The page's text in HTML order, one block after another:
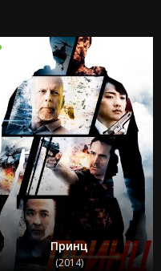
Принц
(2014)